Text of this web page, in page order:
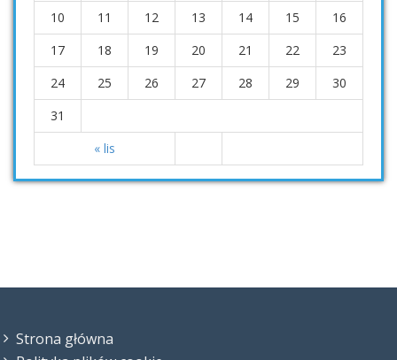
« lis
10
11 12 13 14 15
16
17
18 19 20 21 22
23
24
25 26 27 28 29
30
31
Strona główna